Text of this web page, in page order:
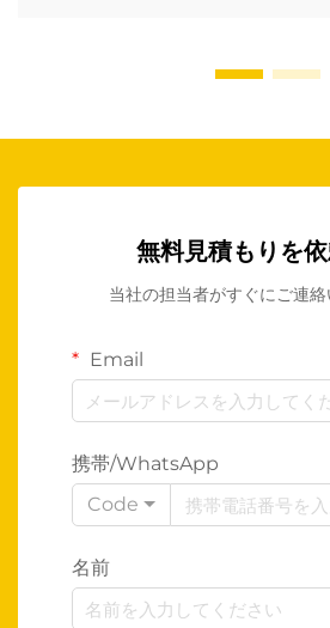
無料見積もりを
当社の担当者がすぐにご連絡
Email
携帯/WhatsApp
Code
名前